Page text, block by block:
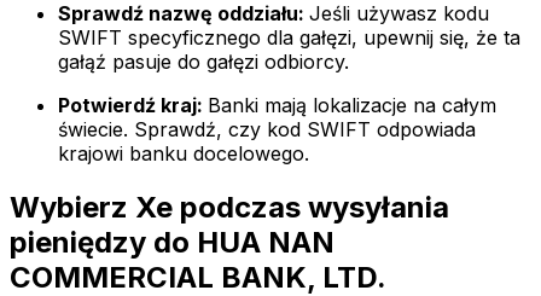
Sprawdź nazwę oddziału: Jeśli używasz kodu
SWIFT specyficznego dla gałęzi, upewnij się, że ta
gałąź pasuje do gałęzi odbiorcy.
Potwierdź kraj: Banki mają lokalizacje na całym
świecie. Sprawdź, czy kod SWIFT odpowiada
krajowi banku docelowego.
Wybierz Xe podczas wysyłania
pieniędzy do HUA NAN
COMMERCIAL BANK, LTD.